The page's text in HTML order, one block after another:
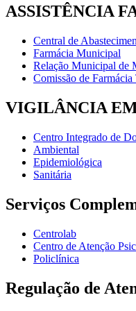
ASSISTÊNCIA
Central de
Farmácia Municipal
Relação Municipal de
Comissão de Farmácia
VIGILÂNCIA
Centro Integrado de
Ambiental
Epidemiológica
Sanitária
Serviços
Centrolab
Centro de Atenção
Policlínica
Regulação de